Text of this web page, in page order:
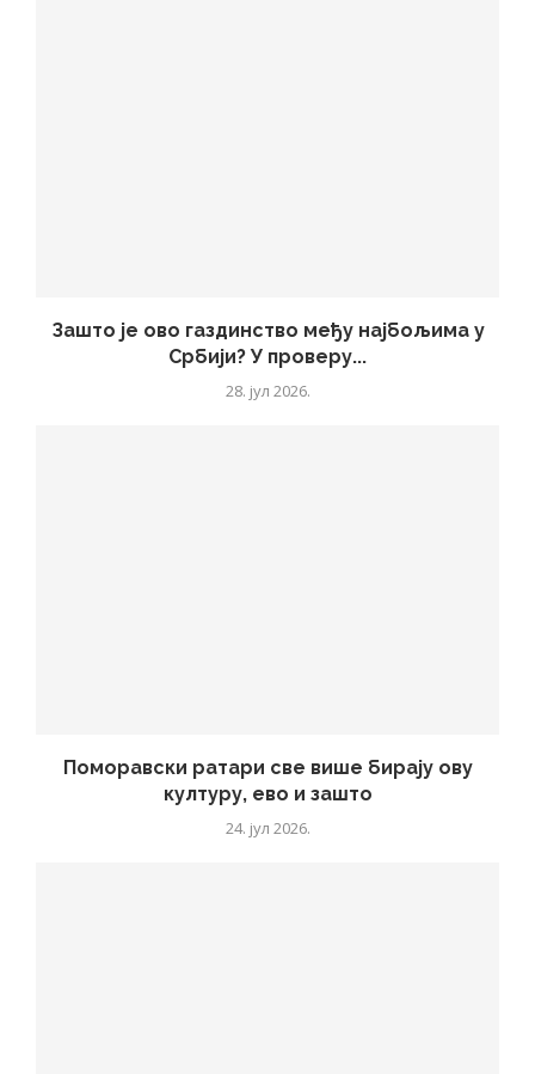
Зашто је ово газдинство међу најбољима у
Србији? У проверу...
28. јул 2026.
Поморавски ратари све више бирају ову
културу, ево и зашто
24. јул 2026.